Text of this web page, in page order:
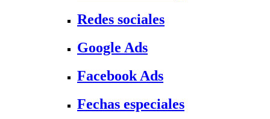
Redes sociales
Google Ads
Facebook Ads
Fechas especiales